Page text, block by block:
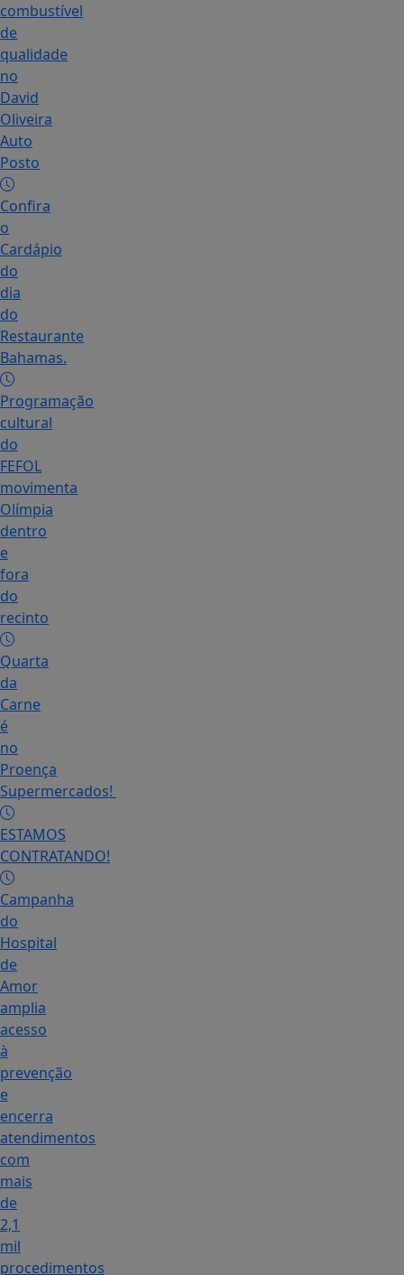
combustível
de
qualidade
no
David
Oliveira
Auto
Posto
Confira
o
Cardápio
do
dia
do
Restaurante
Bahamas.
Programação
cultural
do
FEFOL
movimenta
Olímpia
dentro
e
fora
do
recinto
Quarta
da
Carne
é
no
Proença
Supermercados!
ESTAMOS
CONTRATANDO!
Campanha
do
Hospital
de
Amor
amplia
acesso
à
prevenção
e
encerra
atendimentos
com
mais
de
2,1
mil
procedimentos